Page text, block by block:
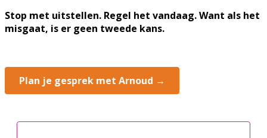
Stop met uitstellen. Regel het vandaag. Want als het
misgaat, is er geen tweede kans.
Plan je gesprek met Arnoud →